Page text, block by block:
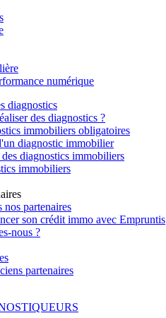
numérique
diagnostics
des diagnostics ?
immobiliers obligatoires
diagnostic immobilier
diagnostics immobiliers
immobiliers
nos partenaires
son crédit immo avec Empruntis
nous ?
partenaires